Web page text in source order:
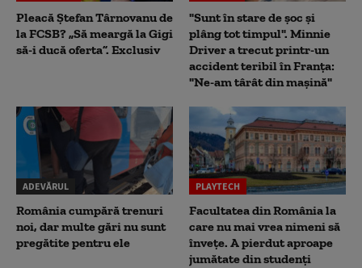
Pleacă Ștefan Târnovanu de
la FCSB? „Să meargă la Gigi
să-i ducă oferta”. Exclusiv
"Sunt în stare de șoc și
plâng tot timpul". Minnie
Driver a trecut printr-un
accident teribil în Franța:
"Ne-am târât din mașină"
ADEVĂRUL
România cumpără trenuri
noi, dar multe gări nu sunt
pregătite pentru ele
PLAYTECH
Facultatea din România la
care nu mai vrea nimeni să
înveţe. A pierdut aproape
jumătate din studenţi